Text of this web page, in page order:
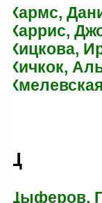
Хармс,
Харрис,
Хицкова,
Хичкок,
Ц
Цыферов,